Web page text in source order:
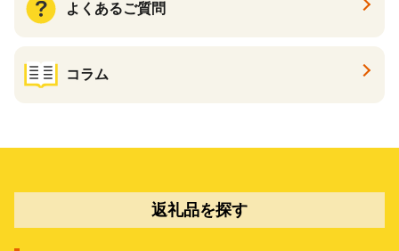
よくあるご質問
コラム
返礼品を探す